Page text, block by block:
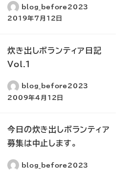
blog_before2023
2019年7月12日
炊き出しボランティア日記
Vol.1
blog_before2023
2009年4月12日
今日の炊き出しボランティア
募集は中止します。
blog_before2023